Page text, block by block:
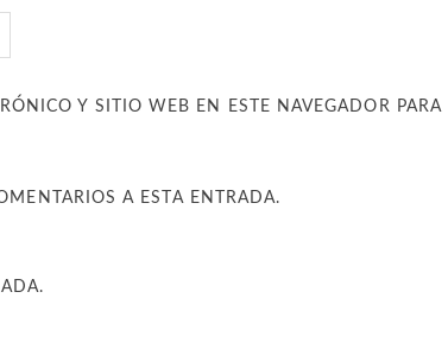
Y SITIO WEB EN ESTE NAVEGADOR
A ESTA ENTRADA.